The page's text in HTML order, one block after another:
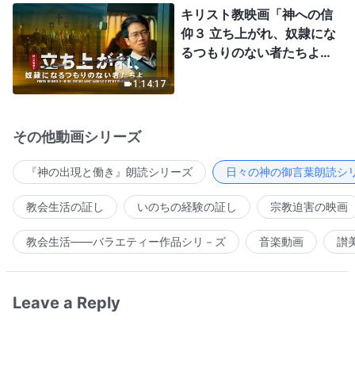
1:14:17
キリスト教映画「神への信
仰３ 立ち上がれ、奴隷にな
るつもりのない者たちよ」
その他動画シリーズ
『神の出現と働き』朗読シリーズ 日々の神の御言葉朗読シ
教会生活の証し いのちの経験の証し 宗教迫害の映画
教会生活――バラエティー作品シリ－ズ 音楽動画 讃
Leave a Reply